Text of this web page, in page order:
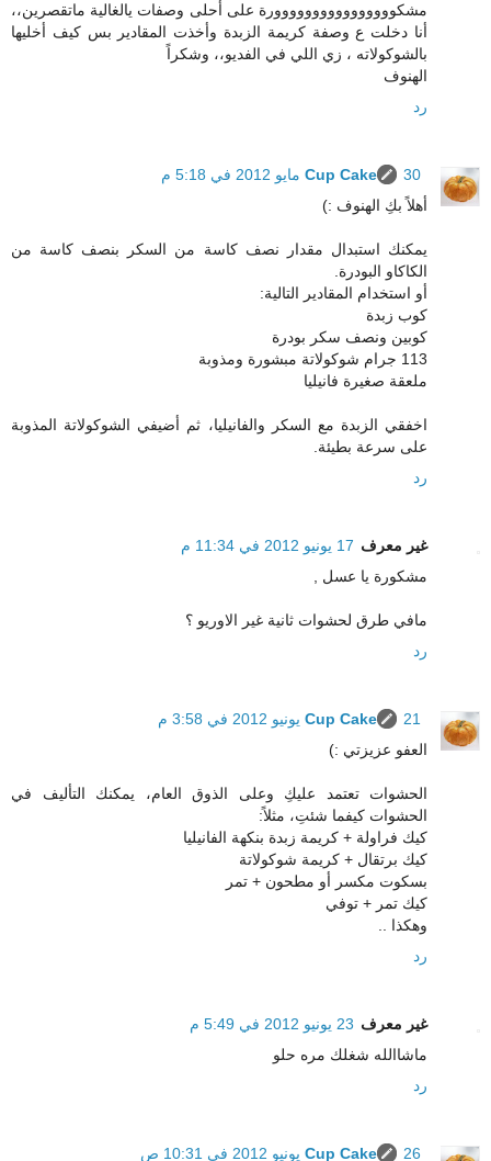
مشكوووووووووووووووورة على أحلى وصفات يالغالية ماتقصرين،،
أنا دخلت ع وصفة كريمة الزبدة وأخذت المقادير بس كيف أخليها
بالشوكولاته ، زي اللي في الفديو،، وشكراً
الهنوف
رد
Cup Cake
30 مايو 2012 في 5:18 م
أهلاً بكِ الهنوف :)
يمكنك استبدال مقدار نصف كاسة من السكر بنصف كاسة من
الكاكاو البودرة.
أو استخدام المقادير التالية:
كوب زبدة
كوبين ونصف سكر بودرة
113 جرام شوكولاتة مبشورة ومذوبة
ملعقة صغيرة فانيليا
اخفقي الزبدة مع السكر والفانيليا، ثم أضيفي الشوكولاتة المذوبة
على سرعة بطيئة.
رد
غير معرف 17 يونيو 2012 في 11:34 م
مشكورة يا عسل ,
مافي طرق لحشوات ثانية غير الاوريو ؟
رد
Cup Cake
21 يونيو 2012 في 3:58 م
العفو عزيزتي :)
الحشوات تعتمد عليكِ وعلى الذوق العام، يمكنك التأليف في
الحشوات كيفما شئتِ، مثلاً:
كيك فراولة + كريمة زبدة بنكهة الفانيليا
كيك برتقال + كريمة شوكولاتة
بسكوت مكسر أو مطحون + تمر
كيك تمر + توفي
وهكذا ..
رد
غير معرف 23 يونيو 2012 في 5:49 م
ماشاالله شغلك مره حلو
رد
Cup Cake 26 يونيو 2012 في 10:31 ص